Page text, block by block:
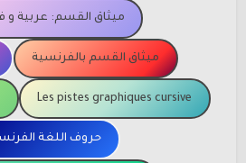
ميثاق القسم: عربية و
ميثاق القسم بالفرنسية
Les pistes graphiques cursive
حروف اللغة